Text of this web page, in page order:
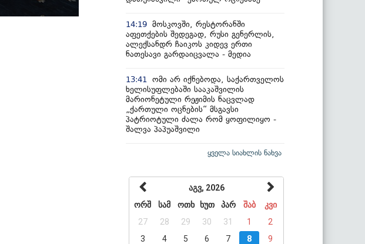
14:19 მოსკოვში, რესტორანში
აფეთქების შედეგად, რუსი გენერლის,
ალექსანდრ ჩაიკოს კიდევ ერთი
ნათესავი გარდაიცვალა - მედია
13:41
ომი არ იქნებოდა, საქართველოს
ხელისუფლებაში სააკაშვილის
მარიონეტული რეჟიმის ნაცვლად
„ქართული ოცნების“ მსგავსი
პატრიოტული ძალა რომ ყოფილიყო -
შალვა პაპუაშვილი
ყველა სიახლის ნახვა
აგვ, 2026
ორშ
სამ ოთხ ხუთ პარ შაბ
კვი
27
28 29 30 31 1
2
3
4 5 6 7 8
9